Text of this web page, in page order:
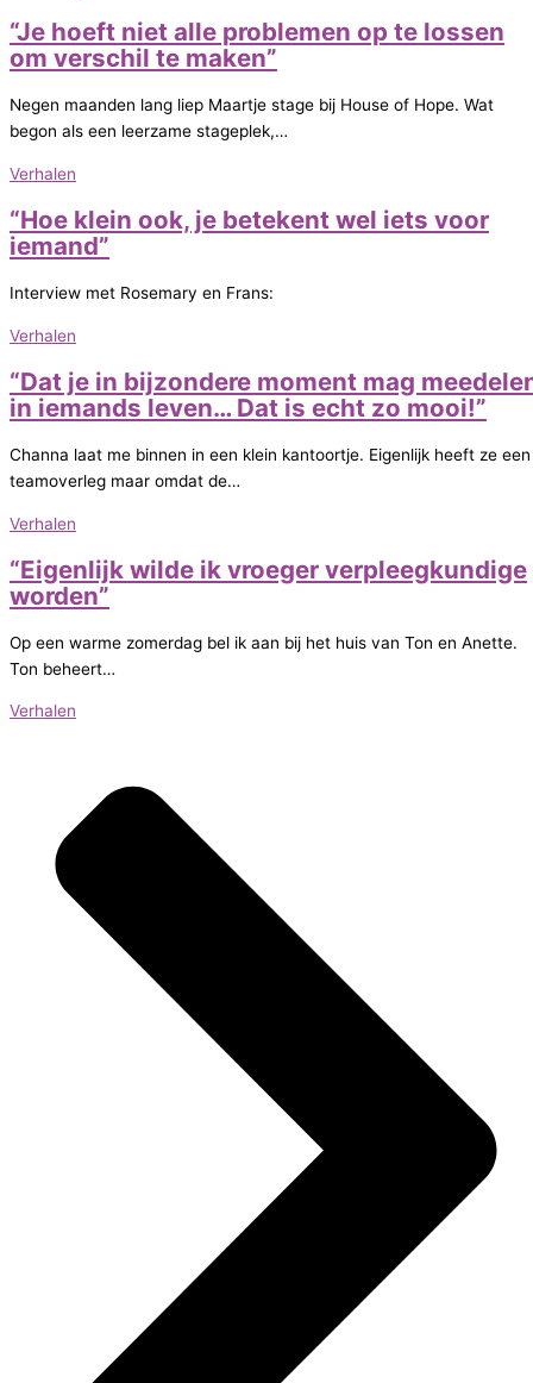
“Je hoeft niet alle problemen op te lossen
om verschil te maken”
Negen maanden lang liep Maartje stage bij House of Hope. Wat
begon als een leerzame stageplek,…
Verhalen
“Hoe klein ook, je betekent wel iets voor
iemand”
Interview met Rosemary en Frans:
Verhalen
“Dat je in bijzondere moment mag
in iemands leven… Dat is echt zo mooi!”
Channa laat me binnen in een klein kantoortje. Eigenlijk heeft ze een
teamoverleg maar omdat de…
Verhalen
“Eigenlijk wilde ik vroeger verpleegkundige
worden”
Op een warme zomerdag bel ik aan bij het huis van Ton en Anette.
Ton beheert…
Verhalen